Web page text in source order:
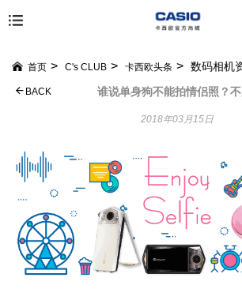
首页 C's CLUB 卡西欧头条 数码相机
谁说单身狗不能拍情侣照？不
BACK
2018年03月15日